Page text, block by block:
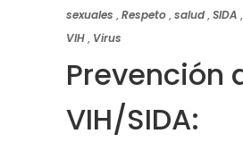
sexuales ,Respeto,salud,SIDA ,
VIH, Virus
Prevención
VIH/SIDA: